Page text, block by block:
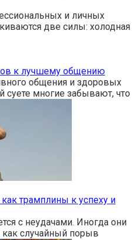
и личных
две силы: холодная
к лучшему общению
общения и здоровых
многие забывают, что
трамплины к успеху и
с неудачами. Иногда они
как случайный порыв